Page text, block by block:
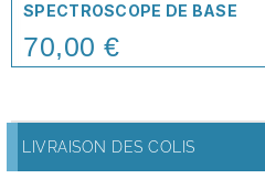
SPECTROSCOPE DE BASE
Price
70,00 €
LIVRAISON DES COLIS